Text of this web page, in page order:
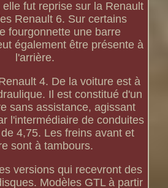
fut reprise sur la Renault
Renault 6. Sur certains
fourgonnette une barre
également être présente à
l'arrière.
4. De la voiture est à
Il est constitué d'un
sans assistance, agissant
l'intermédiaire de conduites
4,75. Les freins avant et
sont à tambours.
versions qui recevront des
Modèles GTL à partir